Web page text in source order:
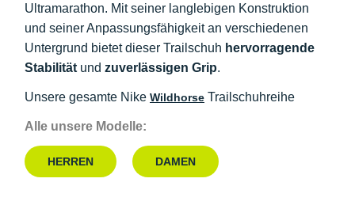
Ultramarathon. Mit seiner langlebigen Konstruktion
und seiner Anpassungsfähigkeit an verschiedenen
Untergrund bietet dieser Trailschuh hervorragende
Stabilität und zuverlässigen Grip.
Unsere gesamte Nike Wildhorse Trailschuhreihe
Alle unsere Modelle:
HERREN DAMEN